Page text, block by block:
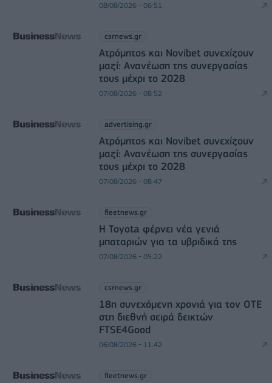
08/08/2026 - 06:51
csrnews.gr
Ατρόμητος και Novibet συνεχίζουν
μαζί: Ανανέωση της συνεργασίας
τους μέχρι το 2028
07/08/2026 - 08:52
advertising.gr
Ατρόμητος και Novibet συνεχίζουν
μαζί: Ανανέωση της συνεργασίας
τους μέχρι το 2028
07/08/2026 - 08:47
fleetnews.gr
Η Toyota φέρνει νέα γενιά
μπαταριών για τα υβριδικά της
07/08/2026 - 05:22
csrnews.gr
18η συνεχόμενη χρονιά για τον ΟΤΕ
στη διεθνή σειρά δεικτών
FTSE4Good
06/08/2026 - 11:42
fleetnews.gr